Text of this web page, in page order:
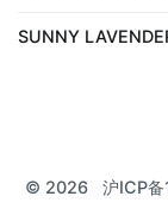
SUNNY
© 2026 沪ICP